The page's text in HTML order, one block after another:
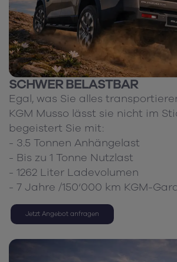
SCHWER BELASTBAR
Egal, was Sie alles
KGM Musso lässt sie nicht im
begeistert Sie mit:
- 3.5 Tonnen Anhängelast
- Bis zu 1 Tonne Nutzlast
- 1262 Liter Ladevolumen
- 7 Jahre /150‘000 km KGM-
Jetzt Angebot anfragen